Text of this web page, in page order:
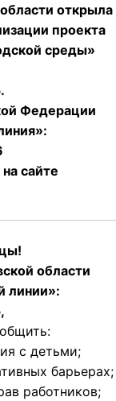
открыла
проекта
среды»
Федерации
сайте
области
линии»:
с детьми;
барьерах;
работников;